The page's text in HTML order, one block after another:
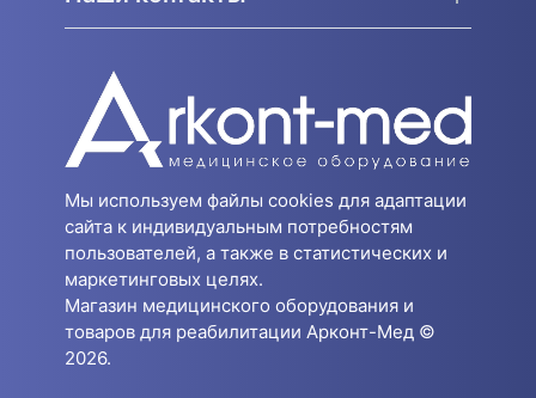
Мы используем файлы cookies для адаптации
сайта к индивидуальным потребностям
пользователей, а также в статистических и
маркетинговых целях.
Магазин медицинского оборудования и
товаров для реабилитации Арконт-Мед ©
2026.